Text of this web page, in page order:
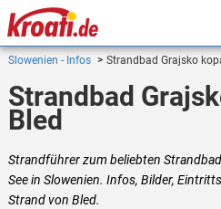
Slowenien - Infos Strandbad Grajsko
Strandbad
Bled
Strandführer zum beliebten
See in Slowenien. Infos, Bilder,
Strand von Bled.